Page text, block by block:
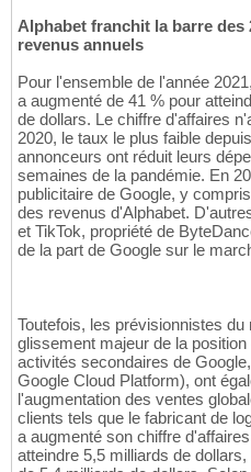
Alphabet franchit la barre
revenus annuels
Pour l'ensemble de l'année
a augmenté de 41 % pour
de dollars. Le chiffre d'affaires
2020, le taux le plus faible
annonceurs ont réduit leurs
semaines de la pandémie. En
publicitaire de Google, y
des revenus d'Alphabet.
et TikTok, propriété de
de la part de Google sur le
Toutefois, les prévisionnistes
glissement majeur de la
activités secondaires de
Google Cloud Platform), ont
l'augmentation des ventes
clients tels que le fabricant de
a augmenté son chiffre
atteindre 5,5 milliards de